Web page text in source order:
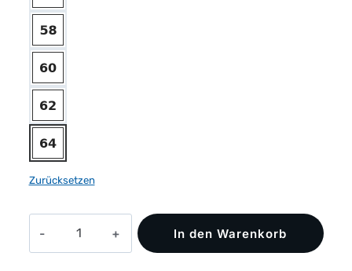
Zurücksetzen
In den Warenkorb